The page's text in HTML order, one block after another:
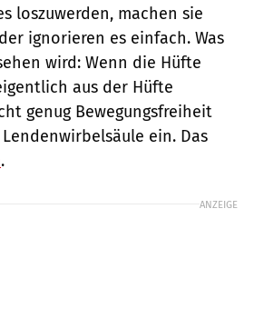
loszuwerden, machen sie
ignorieren es einfach. Was
wird: Wenn die Hüfte
aus der Hüfte
genug Bewegungsfreiheit
ein. Das
.
ANZEIGE